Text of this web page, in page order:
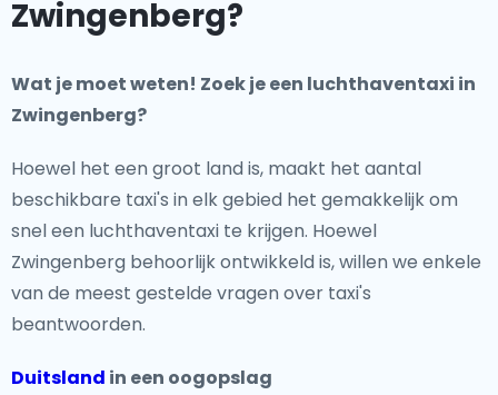
Zwingenberg?
Wat je moet weten! Zoek je een luchthaventaxi in
Zwingenberg?
Hoewel het een groot land is, maakt het aantal
beschikbare taxi's in elk gebied het gemakkelijk om
snel een luchthaventaxi te krijgen. Hoewel
Zwingenberg behoorlijk ontwikkeld is, willen we enkele
van de meest gestelde vragen over taxi's
beantwoorden.
Duitsland in een oogopslag